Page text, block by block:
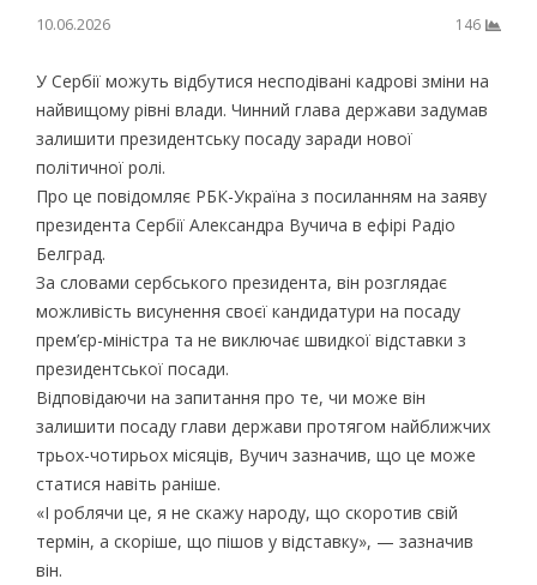
10.06.2026 146
У Сербії можуть відбутися несподівані кадрові зміни на
найвищому рівні влади. Чинний глава держави задумав
залишити президентську посаду заради нової
політичної ролі.
Про це повідомляє РБК-Україна з посиланням на заяву
президента Сербії Александра Вучича в ефірі Радіо
Белград.
За словами сербського президента, він розглядає
можливість висунення своєї кандидатури на посаду
прем’єр-міністра та не виключає швидкої відставки з
президентської посади.
Відповідаючи на запитання про те, чи може він
залишити посаду глави держави протягом найближчих
трьох-чотирьох місяців, Вучич зазначив, що це може
статися навіть раніше.
«І роблячи це, я не скажу народу, що скоротив свій
термін, а скоріше, що пішов у відставку», — зазначив
він.